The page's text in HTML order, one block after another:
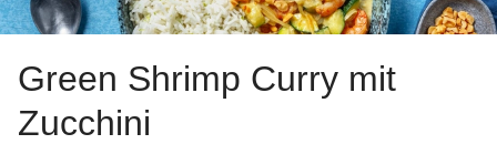
Green Shrimp Curry mit
Zucchini